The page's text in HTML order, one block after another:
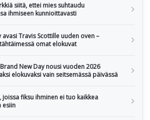
siitä, ettei mies suhtaudu
ihmiseen kunnioittavasti
avasi Travis Scottille uuden oven –
omat elokuvat
New Day nousi vuoden 2026
elokuvaksi vain seitsemässä päivässä
joissa fiksu ihminen ei tuo kaikkea
esiin